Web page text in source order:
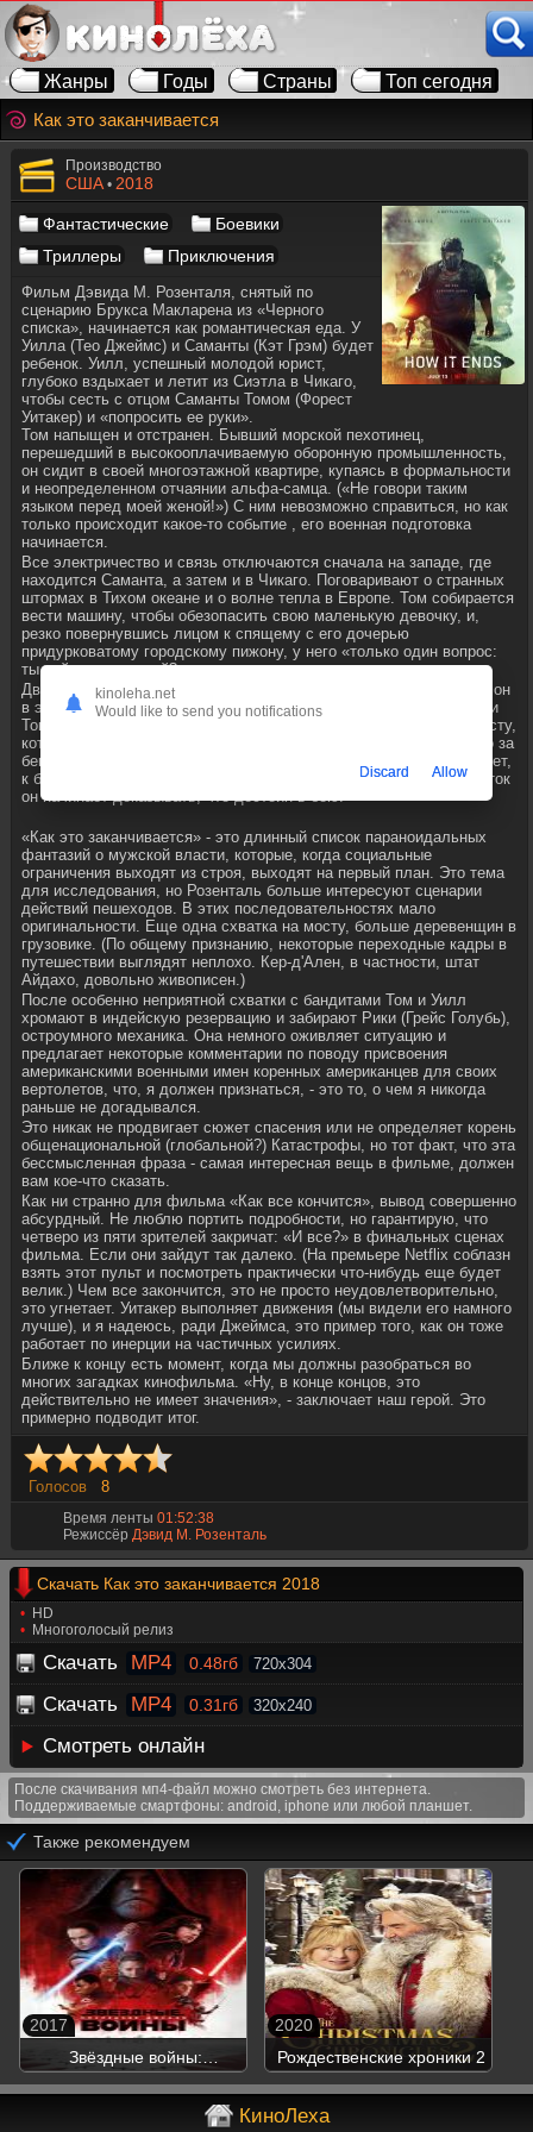
Жанры Годы Страны
Топ сегодня
Как это заканчивается
Производство
США• 2018
Фантастические
Боевики
Триллеры
Приключения
Фильм Дэвида М. Розенталя, снятый по
сценарию Брукса Макларена из «Черного
списка», начинается как романтическая еда. У
Уилла (Тео Джеймс) и Саманты (Кэт Грэм) будет
ребенок. Уилл, успешный молодой юрист,
глубоко вздыхает и летит из Сиэтла в Чикаго,
чтобы сесть с отцом Саманты Томом (Форест
Уитакер) и «попросить ее руки».
Том напыщен и отстранен. Бывший морской пехотинец,
перешедший в высокооплачиваемую оборонную промышленность,
он сидит в своей многоэтажной квартире, купаясь в формальности
и неопределенном отчаянии альфа-самца. («Не говори таким
языком перед моей женой!») С ним невозможно справиться, но как
только происходит какое-то событие , его военная подготовка
начинается.
Все электричество и связь отключаются сначала на западе, где
находится Саманта, а затем и в Чикаго. Поговаривают о странных
штормах в Тихом океане и о волне тепла в Европе. Том собирается
вести машину, чтобы обезопасить свою маленькую девочку, и,
резко повернувшись лицом к спящему с его дочерью
придурковатому городскому пижону, у него «только один вопрос:
ты пойдешь со мной?».
Двое мужчин отправляются в путь к двойному белому рыцарю - он
в этом сценарии Cloverfield встречает Taken. У них есть деньги, и
Том может назвать «код победителя» на любом военном блокпосту,
который они найдут. Но беззаконие уже за чертой города и скоро за
бензин борются. Уилл никогда раньше не держал в руках пистолет,
к большой насмешке Тома, но после некоторых начальных схваток
он начинает доказывать, что достоин в бою.
«Как это заканчивается» - это длинный список параноидальных
фантазий о мужской власти, которые, когда социальные
ограничения выходят из строя, выходят на первый план. Это тема
для исследования, но Розенталь больше интересуют сценарии
действий пешеходов. В этих последовательностях мало
оригинальности. Еще одна схватка на мосту, больше деревенщин в
грузовике. (По общему признанию, некоторые переходные кадры в
путешествии выглядят неплохо. Кер-д'Ален, в частности, штат
Айдахо, довольно живописен.)
После особенно неприятной схватки с бандитами Том и Уилл
хромают в индейскую резервацию и забирают Рики (Грейс Голубь),
остроумного механика. Она немного оживляет ситуацию и
предлагает некоторые комментарии по поводу присвоения
американскими военными имен коренных американцев для своих
вертолетов, что, я должен признаться, - это то, о чем я никогда
раньше не догадывался.
Это никак не продвигает сюжет спасения или не определяет корень
общенациональной (глобальной?) Катастрофы, но тот факт, что эта
бессмысленная фраза - самая интересная вещь в фильме, должен
вам кое-что сказать.
Как ни странно для фильма «Как все кончится», вывод совершенно
абсурдный. Не люблю портить подробности, но гарантирую, что
четверо из пяти зрителей закричат: «И все?» в финальных сценах
фильма. Если они зайдут так далеко. (На премьере Netflix соблазн
взять этот пульт и посмотреть практически что-нибудь еще будет
велик.) Чем все закончится, это не просто неудовлетворительно,
это угнетает. Уитакер выполняет движения (мы видели его намного
лучше), и я надеюсь, ради Джеймса, это пример того, как он тоже
работает по инерции на частичных усилиях.
Ближе к концу есть момент, когда мы должны разобраться во
многих загадках кинофильма. «Ну, в конце концов, это
действительно не имеет значения», - заключает наш герой. Это
примерно подводит итог.
Голосов 8
Время ленты 01:52:38
Режиссёр Дэвид М. Розенталь
Скачать Как это заканчивается 2018
HD
Многоголосый релиз
Скачать MP4 0.48гб 720x304
Скачать MP4 0.31гб 320x240
Смотреть онлайн
После скачивания мп4-файл можно смотреть без интернета.
Поддерживаемые смартфоны: android, iphone или любой планшет.
Также рекомендуем
Звёздные войны:
Последние джедаи
2017
Рождественские хроники 2
2020
КиноЛеха
kinoleha.net
Would like to send you notifications
Discard Allow